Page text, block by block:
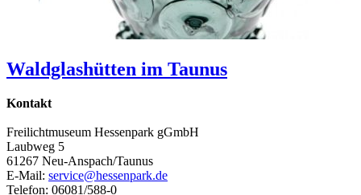
Waldglashütten im Taunus
Kontakt
Freilichtmuseum Hessenpark gGmbH
Laubweg 5
61267 Neu-Anspach/Taunus
E-Mail: service@hessenpark.de
Telefon: 06081/588-0